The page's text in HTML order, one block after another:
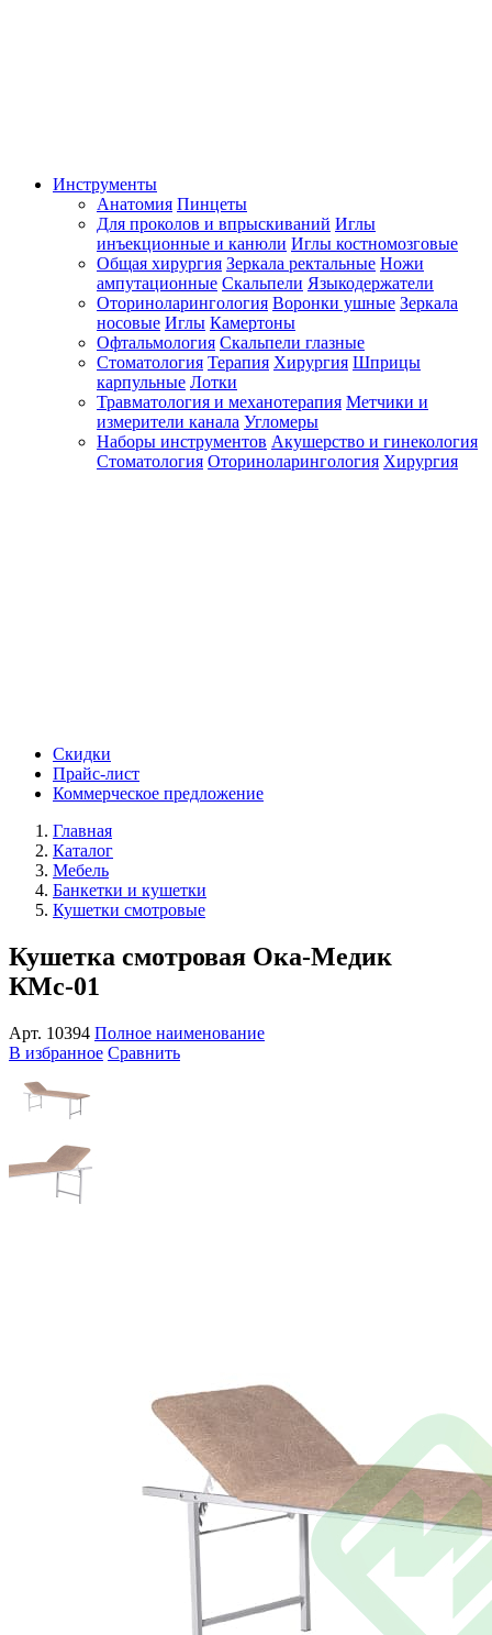
Инструменты
Анатомия Пинцеты
Для проколов и впрыскиваний Иглы
инъекционные и канюли Иглы костномозговые
Общая хирургия Зеркала ректальные Ножи
ампутационные Скальпели Языкодержатели
Оториноларингология Воронки ушные Зеркала
носовые Иглы Камертоны
Офтальмология Скальпели глазные
Стоматология Терапия Хирургия Шприцы
карпульные Лотки
Травматология и механотерапия Метчики и
измерители канала Угломеры
Наборы инструментов Акушерство и гинекология
Стоматология Оториноларингология Хирургия
Скидки
Прайс-лист
Коммерческое предложение
Главная
Каталог
Мебель
Банкетки и кушетки
Кушетки смотровые
Кушетка смотровая Ока-Медик
КМс-01
Арт. 10394 Полное наименование
В избранное Сравнить